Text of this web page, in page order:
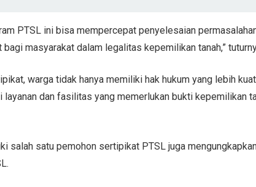
PTSL ini bisa mempercepat penyelesaian
masyarakat dalam legalitas kepemilikan tanah,”
warga tidak hanya memiliki hak hukum yang lebih
dan fasilitas yang memerlukan bukti kepemilikan
salah satu pemohon sertipikat PTSL juga